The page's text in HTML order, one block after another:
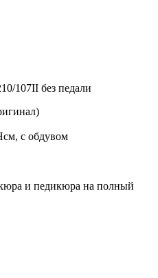
107II без педали
с обдувом
и педикюра на полный